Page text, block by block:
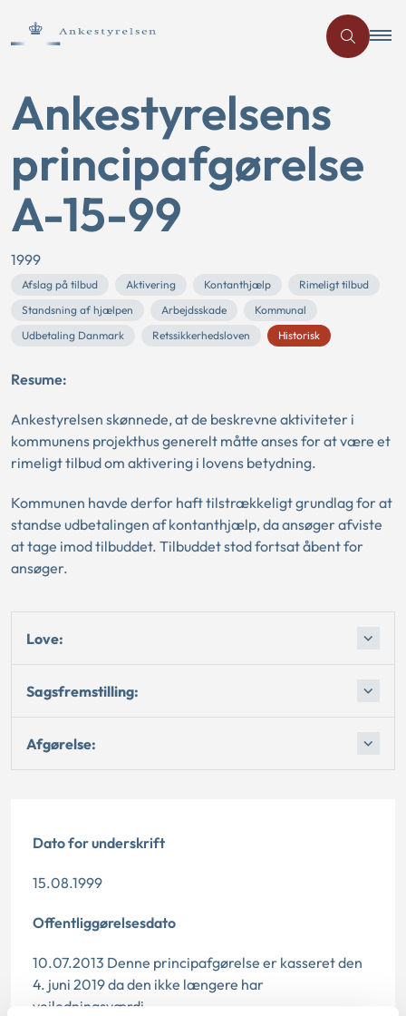
Ankestyrelsens
principafgørelse
A-15-99
1999
Afslag på tilbud Aktivering Kontanthjælp
Rimeligt tilbud
Standsning af hjælpen
Arbejdsskade
Kommunal
Udbetaling Danmark
Retssikkerhedsloven Historisk
Resume:
Ankestyrelsen skønnede, at de beskrevne aktiviteter i
kommunens projekthus generelt måtte anses for at være et
rimeligt tilbud om aktivering i lovens betydning.
Kommunen havde derfor haft tilstrækkeligt grundlag for at
standse udbetalingen af kontanthjælp, da ansøger afviste
at tage imod tilbuddet. Tilbuddet stod fortsat åbent for
ansøger.
Love:
Sagsfremstilling:
Afgørelse:
Dato for underskrift
15.08.1999
Offentliggørelsesdato
10.07.2013 Denne principafgørelse er kasseret den
4. juni 2019 da den ikke længere har
vejledningsværdi.